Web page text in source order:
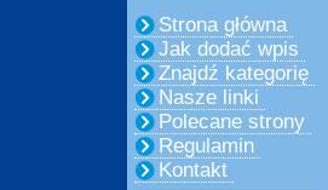
Strona główna
Jak dodać wpis
Znajdź kategorię
Nasze linki
Polecane strony
Regulamin
Kontakt